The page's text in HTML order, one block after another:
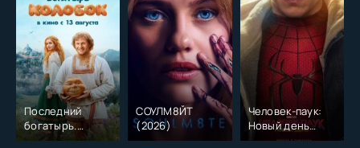
Последний
богатырь.
Колобок (2026)
СОУЛМ8ЙТ
(2026)
Человек-паук:
Новый день
(2026)